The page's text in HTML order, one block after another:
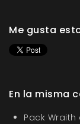
Me gusta
En la misma
Pack